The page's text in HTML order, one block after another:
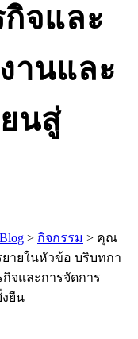
กิจและ
านและ
นสู่
Blog > กิจกรรม > คุณ
ายในหัวข้อ บริบทกา
กิจและการจัดการ
ยืน